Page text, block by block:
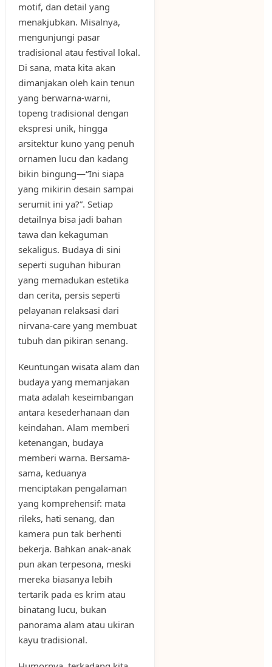
motif, dan detail yang
menakjubkan. Misalnya,
mengunjungi pasar
tradisional atau festival lokal.
Di sana, mata kita akan
dimanjakan oleh kain tenun
yang berwarna-warni,
topeng tradisional dengan
ekspresi unik, hingga
arsitektur kuno yang penuh
ornamen lucu dan kadang
bikin bingung—“Ini siapa
yang mikirin desain sampai
serumit ini ya?”. Setiap
detailnya bisa jadi bahan
tawa dan kekaguman
sekaligus. Budaya di sini
seperti suguhan hiburan
yang memadukan estetika
dan cerita, persis seperti
pelayanan relaksasi dari
nirvana-care yang membuat
tubuh dan pikiran senang.
Keuntungan wisata alam dan
budaya yang memanjakan
mata adalah keseimbangan
antara kesederhanaan dan
keindahan. Alam memberi
ketenangan, budaya
memberi warna. Bersama-
sama, keduanya
menciptakan pengalaman
yang komprehensif: mata
rileks, hati senang, dan
kamera pun tak berhenti
bekerja. Bahkan anak-anak
pun akan terpesona, meski
mereka biasanya lebih
tertarik pada es krim atau
binatang lucu, bukan
panorama alam atau ukiran
kayu tradisional.